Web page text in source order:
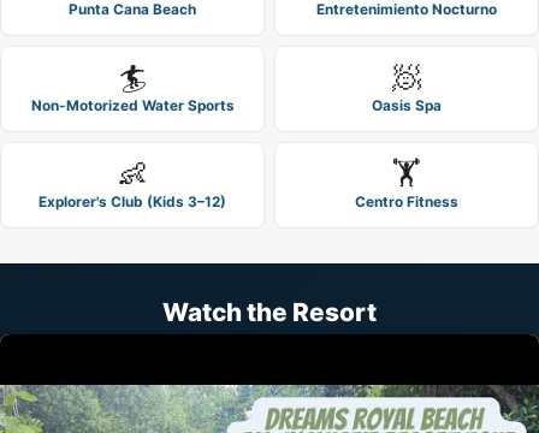
Punta Cana Beach Entretenimiento Nocturno
🏄
Non-Motorized Water Sports
🧖
Oasis Spa
👶
Explorer's Club (Kids 3–12)
🏋️
Centro Fitness
Watch the Resort